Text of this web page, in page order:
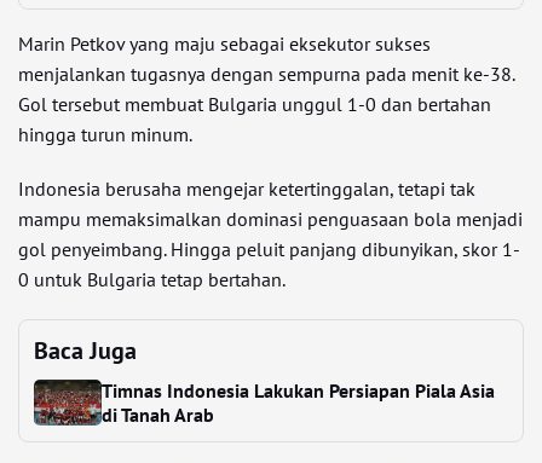
Marin Petkov yang maju sebagai eksekutor sukses
menjalankan tugasnya dengan sempurna pada menit ke-38.
Gol tersebut membuat Bulgaria unggul 1-0 dan bertahan
hingga turun minum.
Indonesia berusaha mengejar ketertinggalan, tetapi tak
mampu memaksimalkan dominasi penguasaan bola menjadi
gol penyeimbang. Hingga peluit panjang dibunyikan, skor 1-
0 untuk Bulgaria tetap bertahan.
Baca Juga
Timnas Indonesia Lakukan Persiapan Piala Asia
di Tanah Arab